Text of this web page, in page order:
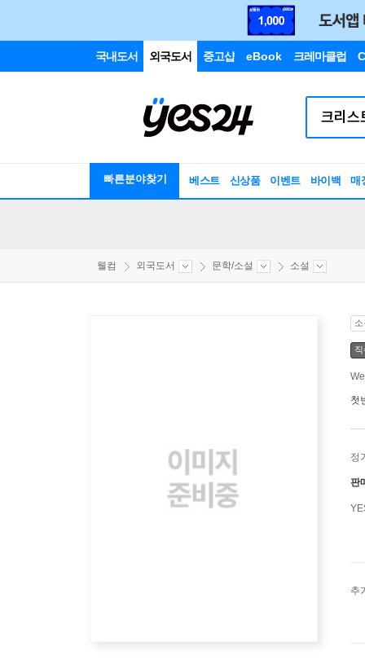
국내도서 외국도서 중고샵 eBook 크레마클럽
빠른분야찾기 베스트 신상품 이벤트 바이백 매
웰컴 외국도서 문학/소설 소설
첫
정
판
추